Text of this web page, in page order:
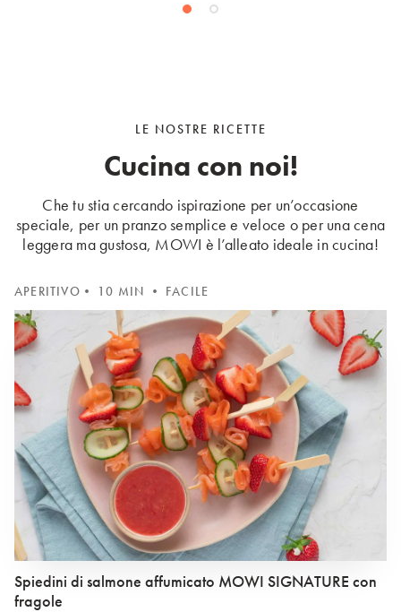
LE NOSTRE RICETTE
Cucina con noi!
Che tu stia cercando ispirazione per un’occasione
speciale, per un pranzo semplice e veloce o per una cena
leggera ma gustosa, MOWI è l’alleato ideale in cucina!
APERITIVO • 10 MIN • FACILE
Spiedini di salmone affumicato MOWI SIGNATURE con
fragole